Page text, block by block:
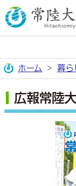
ホーム 暮ら
広報常陸